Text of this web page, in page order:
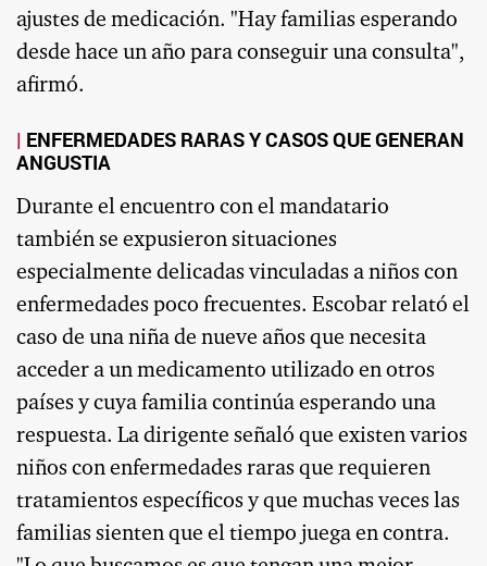
ajustes de medicación. "Hay familias esperando
desde hace un año para conseguir una consulta",
afirmó.
ENFERMEDADES RARAS Y CASOS QUE GENERAN
ANGUSTIA
Durante el encuentro con el mandatario
también se expusieron situaciones
especialmente delicadas vinculadas a niños con
enfermedades poco frecuentes. Escobar relató el
caso de una niña de nueve años que necesita
acceder a un medicamento utilizado en otros
países y cuya familia continúa esperando una
respuesta. La dirigente señaló que existen varios
niños con enfermedades raras que requieren
tratamientos específicos y que muchas veces las
familias sienten que el tiempo juega en contra.